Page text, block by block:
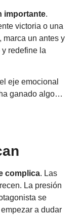
importante.
victoria o una
marca un antes y
redefine la
eje emocional
ganado algo…
complica. Las
La presión
se
a dudar